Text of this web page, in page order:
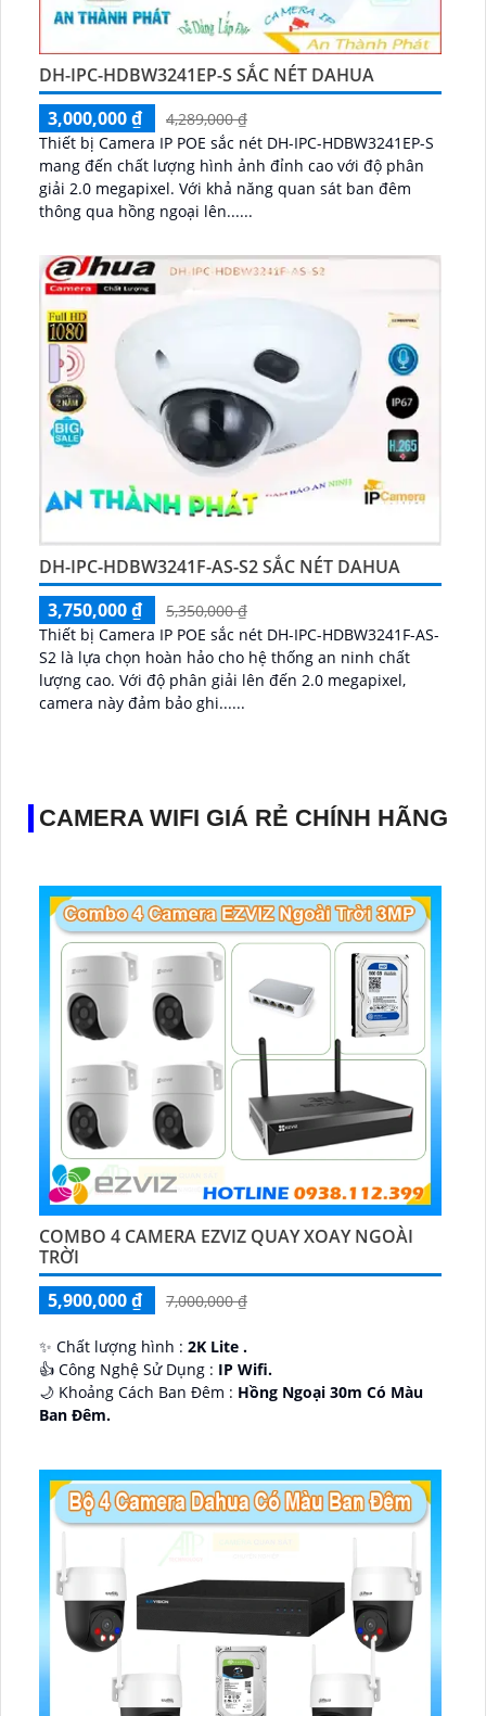
DH-IPC-HDBW3241EP-S SẮC NÉT DAHUA
3,000,000 ₫
4,289,000 ₫
Thiết bị Camera IP POE sắc nét DH-IPC-HDBW3241EP-S
mang đến chất lượng hình ảnh đỉnh cao với độ phân
giải 2.0 megapixel. Với khả năng quan sát ban đêm
thông qua hồng ngoại lên......
DH-IPC-HDBW3241F-AS-S2 SẮC NÉT DAHUA
3,750,000 ₫
5,350,000 ₫
Thiết bị Camera IP POE sắc nét DH-IPC-HDBW3241F-AS-
S2 là lựa chọn hoàn hảo cho hệ thống an ninh chất
lượng cao. Với độ phân giải lên đến 2.0 megapixel,
camera này đảm bảo ghi......
CAMERA WIFI GIÁ RẺ CHÍNH HÃNG
COMBO 4 CAMERA EZVIZ QUAY XOAY NGOÀI
TRỜI
5,900,000 ₫
7,000,000 ₫
✨ Chất lượng hình : 2K Lite .
👍 Công Nghệ Sử Dụng : IP Wifi.
🌙 Khoảng Cách Ban Đêm : Hồng Ngoại 30m Có Màu
Ban Ðêm.